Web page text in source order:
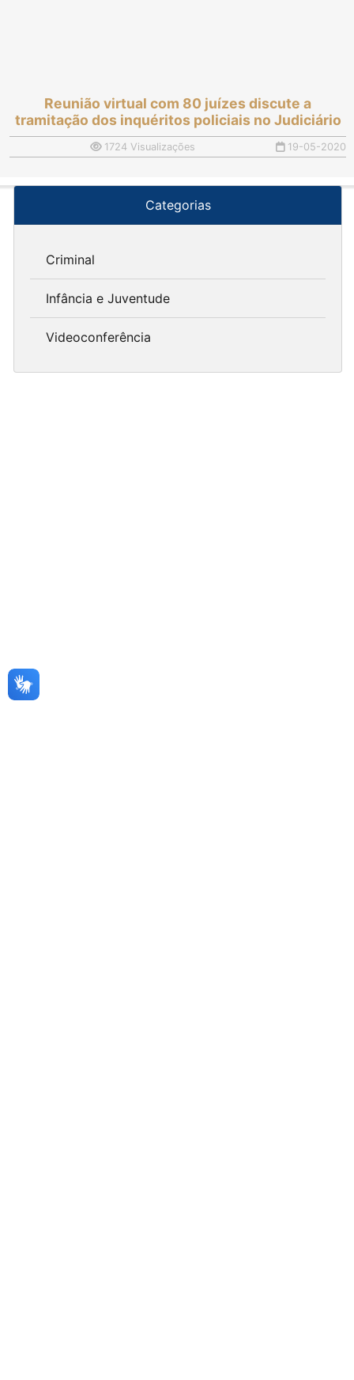
Reunião virtual com 80 juízes discute a
tramitação dos inquéritos policiais no Judiciário
1724 Visualizações 19-05-2020
Categorias
Criminal
Infância e Juventude
Videoconferência